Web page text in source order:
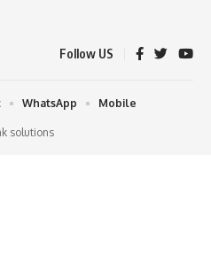
Follow US
solutions
WhatsApp Mobile